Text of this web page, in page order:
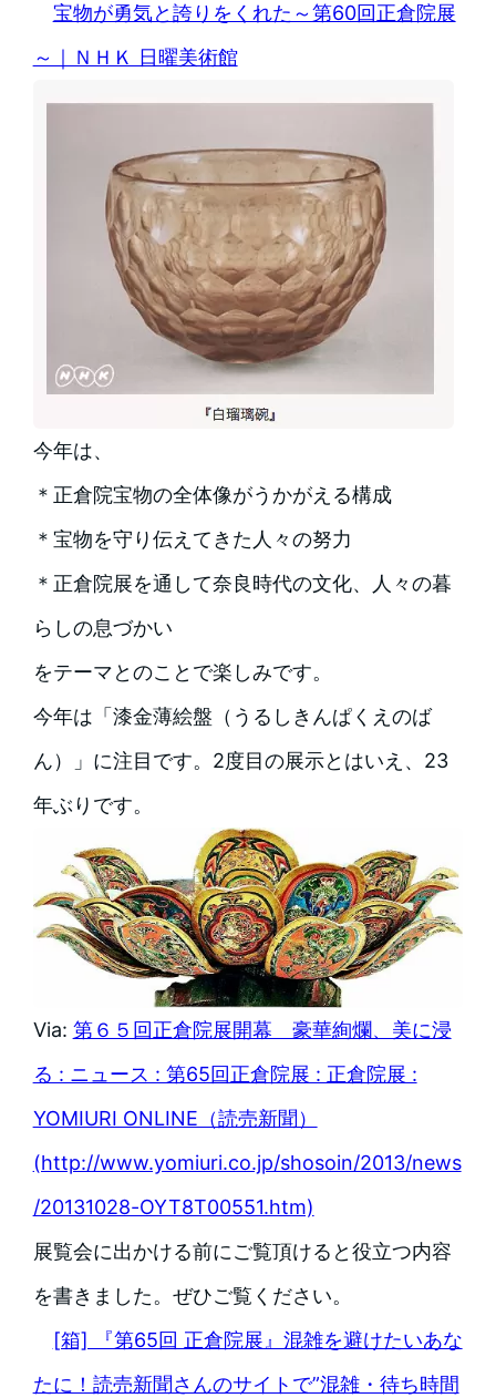
宝物が勇気と誇りをくれた～第60回正倉院展
～｜ＮＨＫ 日曜美術館
今年は、
＊正倉院宝物の全体像がうかがえる構成
＊宝物を守り伝えてきた人々の努力
＊正倉院展を通して奈良時代の文化、人々の暮
らしの息づかい
をテーマとのことで楽しみです。
今年は「漆金薄絵盤（うるしきんぱくえのば
ん）」に注目です。2度目の展示とはいえ、23
年ぶりです。
Via: 第６５回正倉院展開幕 豪華絢爛、美に浸
る : ニュース : 第65回正倉院展 : 正倉院展 :
YOMIURI ONLINE（読売新聞）
(http://www.yomiuri.co.jp/shosoin/2013/news
/20131028-OYT8T00551.htm)
展覧会に出かける前にご覧頂けると役立つ内容
を書きました。ぜひご覧ください。
[箱] 『第65回 正倉院展』混雑を避けたいあな
たに！読売新聞さんのサイトで”混雑・待ち時間